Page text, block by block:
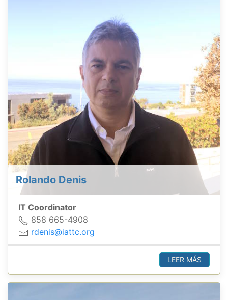
Rolando Denis
IT Coordinator
858 665-4908
rdenis@iattc.org
LEER MÁS